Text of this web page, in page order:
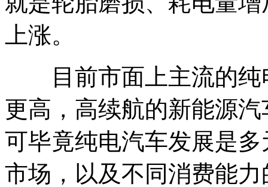
上涨。
目前市面上主流的纯
更高，高续航的新能源
可毕竟纯电汽车发展是
市场，以及不同消费能